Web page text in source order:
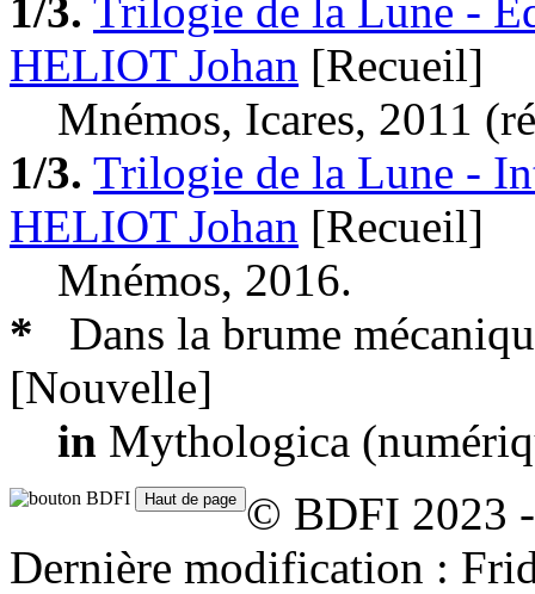
1/3. Trilogie de la Lune -
HELIOT Johan [Recueil]
Mnémos, Icares, 2011 (
1/3. Trilogie de la Lune -
HELIOT Johan [Recueil]
Mnémos, 2016.
*
Dans la brume
[Nouvelle]
in Mythologica
© BDFI 2023
Dernière modification :